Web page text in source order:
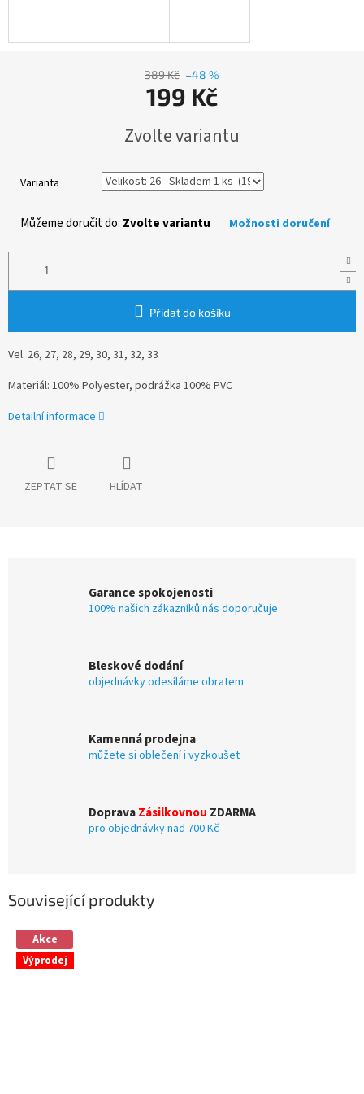
389 Kč –48 %
199 Kč
cena:
Zvolte variantu
Varianta
Můžeme doručit do: Zvolte variantu Možnosti doručení
Přidat do košíku
Vel. 26, 27, 28, 29, 30, 31, 32, 33
Materiál: 100% Polyester, podrážka 100% PVC
Detailní informace
ZEPTAT SE HLÍDAT
Garance spokojenosti
100% našich zákazníků nás doporučuje
Bleskové dodání
objednávky odesíláme obratem
Kamenná prodejna
můžete si oblečení i vyzkoušet
DopravaZásilkovnou ZDARMA
pro objednávky nad 700 Kč
Související produkty
Akce
Výprodej